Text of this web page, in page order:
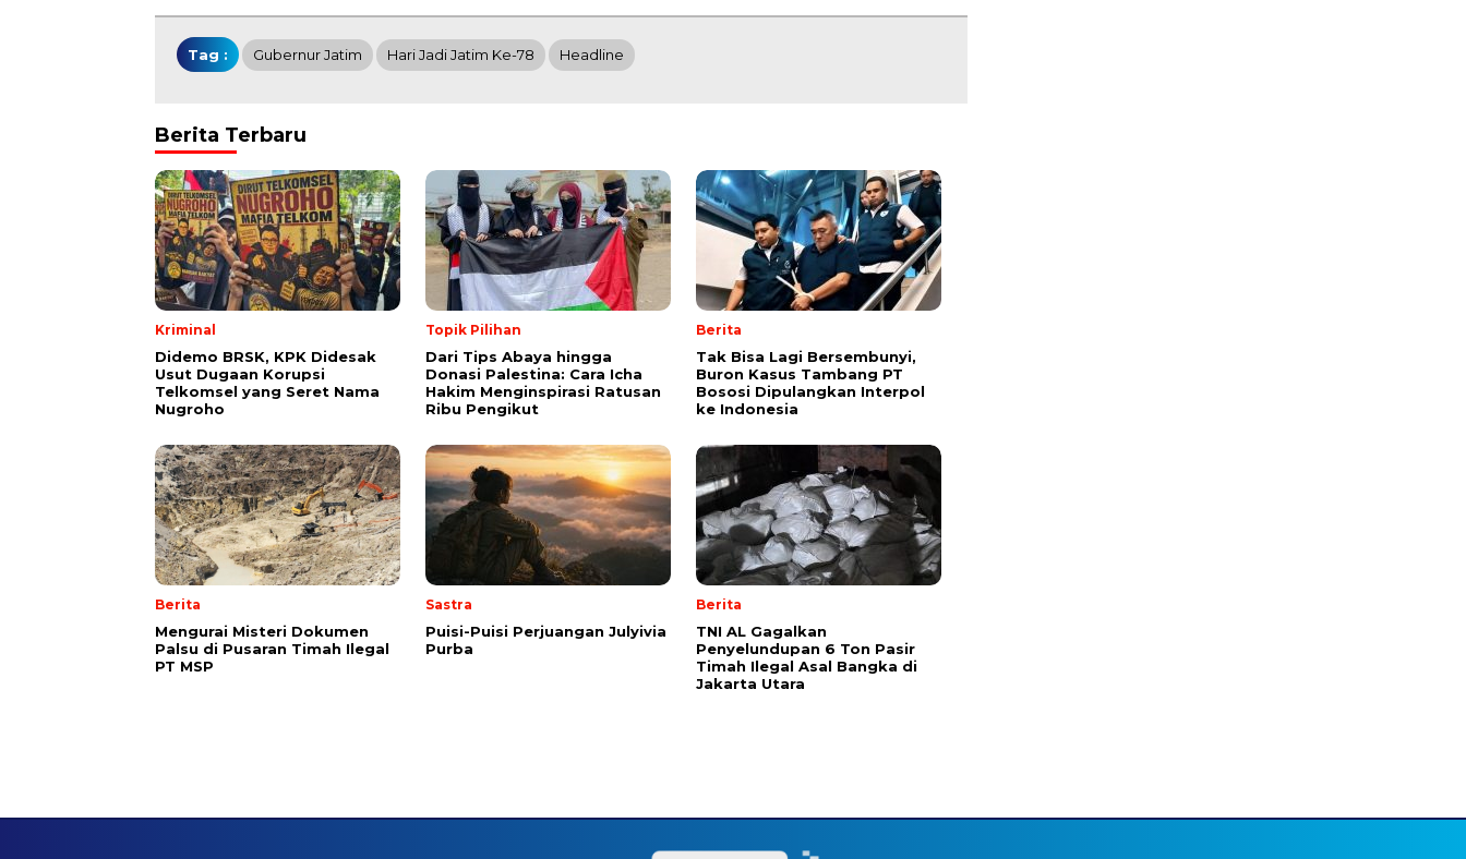
Tag : Gubernur Jatim Hari Jadi Jatim Ke-78 Headline
Berita Terbaru
Kriminal
Didemo BRSK, KPK Didesak
Usut Dugaan Korupsi
Telkomsel yang Seret Nama
Nugroho
Topik Pilihan
Dari Tips Abaya hingga
Donasi Palestina: Cara Icha
Hakim Menginspirasi Ratusan
Ribu Pengikut
Berita
Tak Bisa Lagi Bersembunyi,
Buron Kasus Tambang PT
Bososi Dipulangkan Interpol
ke Indonesia
Berita
Mengurai Misteri Dokumen
Palsu di Pusaran Timah Ilegal
PT MSP
Sastra
Puisi-Puisi Perjuangan Julyivia
Purba
Berita
TNI AL Gagalkan
Penyelundupan 6 Ton Pasir
Timah Ilegal Asal Bangka di
Jakarta Utara